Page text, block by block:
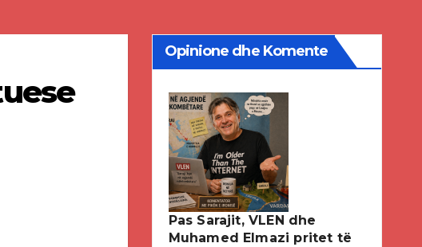
Opinione dhe Komente
Pas Sarajit, VLEN dhe
Muhamed Elmazi pritet të